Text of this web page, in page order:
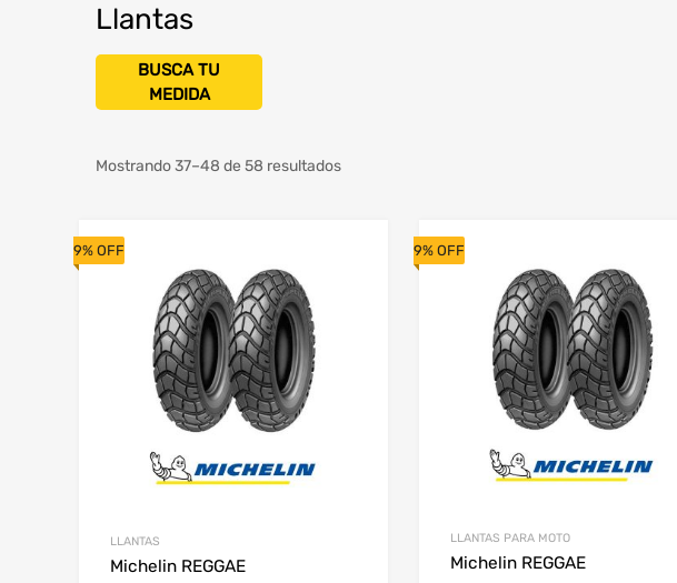
Llantas
Seleccionar Ancho
Mostrando 37–48 de 58 resultados
9% OFF
LLANTAS
Michelin REGGAE
9% OFF
LLANTAS PARA MOTO
Michelin REGGAE